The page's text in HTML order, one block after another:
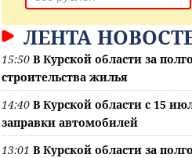
ЛЕНТА
15:50 В Курской области за
строительства жилья
14:40 В Курской области с 15
заправки автомобилей
13:01 В Курской области за